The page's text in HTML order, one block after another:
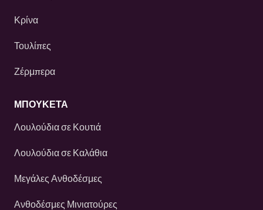
Κρίνα
Τουλίπες
Ζέρμπερα
ΜΠΟΥΚΕΤΑ
Λουλούδια σε Κουτιά
Λουλούδια σε Καλάθια
Μεγάλες Ανθοδέσμες
Ανθοδέσμες Μινιατούρες